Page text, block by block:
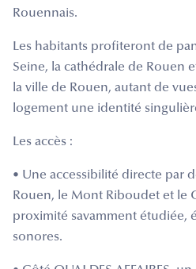
Rouennais.
Les habitants profiteront de
Seine, la cathédrale de Rouen
la ville de Rouen, autant de
logement une identité
Les accès :
• Une accessibilité directe par
Rouen, le Mont Riboudet et le
proximité savamment étudiée,
sonores.